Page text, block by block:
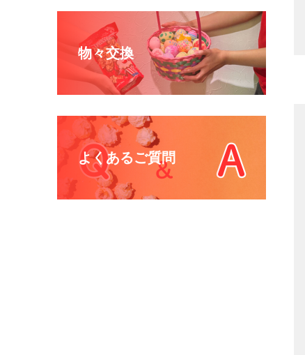
物々交換
よくあるご質問